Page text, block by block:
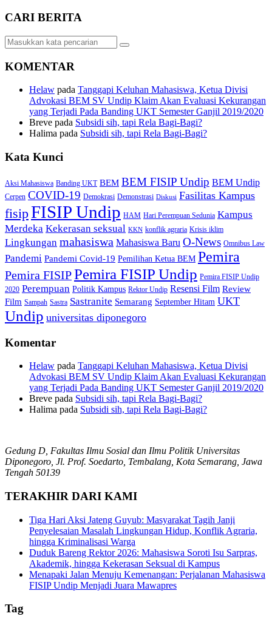
CARI BERITA
KOMENTAR
Helaw pada Tanggapi Keluhan Mahasiswa, Ketua Divisi
Advokasi BEM SV Undip Klaim Akan Evaluasi Kekurangan
yang Terjadi Pada Banding UKT Semester Ganjil 2019/2020
Breve pada Subsidi sih, tapi Rela Bagi-Bagi?
Halima pada Subsidi sih, tapi Rela Bagi-Bagi?
Kata Kunci
Aksi Mahasiswa Banding UKT BEM BEM FISIP Undip BEM Undip
Cerpen COVID-19 Demokrasi Demonstrasi Diskusi Fasilitas Kampus
fisipFISIP Undip HAM Hari Perempuan Sedunia Kampus
Merdeka Kekerasan seksual KKN konflik agraria Krisis iklim
Lingkungan mahasiswa Mahasiswa Baru O-News Omnibus Law
Pandemi Pandemi Covid-19 Pemilihan Ketua BEM Pemira
Pemira FISIPPemira FISIP Undip Pemira FISIP Undip
2020 Perempuan Politik Kampus Rektor Undip Resensi Film Review
Film Sampah Sastra Sastranite Semarang September Hitam UKT
Undip universitas diponegoro
Komentar
Helaw pada Tanggapi Keluhan Mahasiswa, Ketua Divisi
Advokasi BEM SV Undip Klaim Akan Evaluasi Kekurangan
yang Terjadi Pada Banding UKT Semester Ganjil 2019/2020
Breve pada Subsidi sih, tapi Rela Bagi-Bagi?
Halima pada Subsidi sih, tapi Rela Bagi-Bagi?
Gedung D, Fakultas Ilmu Sosial dan Ilmu Politik Universitas
Diponegoro, Jl. Prof. Soedarto, Tembalang, Kota Semarang, Jawa
Tengah 50139
TERAKHIR DARI KAMI
Tiga Hari Aksi Jateng Guyub: Masyarakat Tagih Janji
Penyelesaian Masalah Lingkungan Hidup, Konflik Agraria,
hingga Kriminalisasi Warga
Duduk Bareng Rektor 2026: Mahasiswa Soroti Isu Sarpras,
Akademik, hingga Kekerasan Seksual di Kampus
Menapaki Jalan Menuju Kemenangan: Perjalanan Mahasiswa
FISIP Undip Menjadi Juara Mawapres
Tag